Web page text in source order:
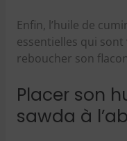
Enfin, l’huile de
essentielles qui sont
reboucher son
Placer son
sawda à